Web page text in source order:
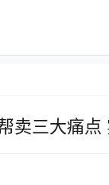
卖三大痛